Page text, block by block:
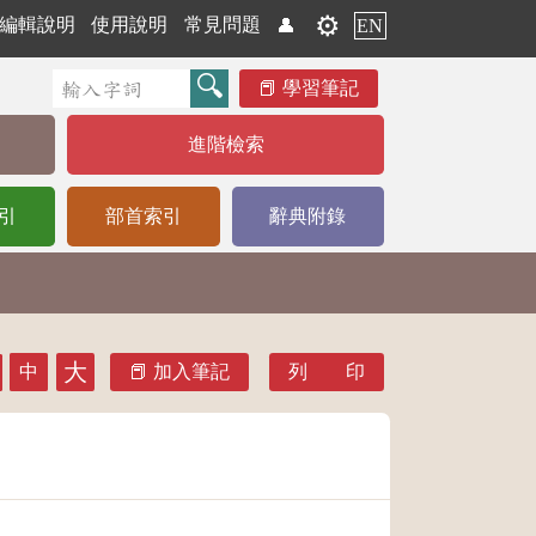
編輯說明 使用說明 常見問題 👤 ⚙️ EN
學習筆記
進階檢索
部首索引 辭典附錄
中 大 加入筆記 列 印